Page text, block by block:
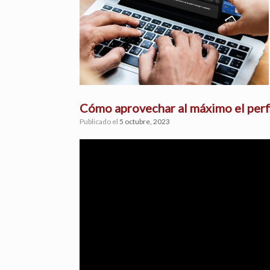
Cómo aprovechar al máximo el
Publicado el 5 octubre, 2023